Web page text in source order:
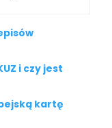
i czy jest
kartę